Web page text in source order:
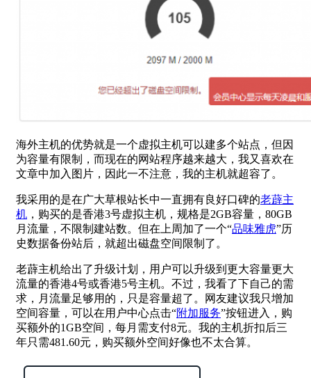
海外主机的优势就是一个虚拟主机可以建多个站点，但因
为容量有限制，而现在的网站程序越来越大，我又喜欢在
文章中加入图片，因此一不注意，我的主机就超容了。
我采用的是在广大草根站长中一直拥有良好口碑的老薜主
机 ，购买的是香港3号虚拟主机，规格是2GB容量，80GB
月流量，不限制建站数。但在上周加了一个“品味雅虎”历
史数据备份站后，就超出磁盘空间限制了。
老薜主机给出了升级计划，用户可以升级到更大容量更大
流量的香港4号或香港5号主机。不过，我看了下自己的需
求，月流量足够用的，只是容量超了。网友建议我只增加
空间容量，可以在用户中心点击“附加服务”按钮进入，购
买额外的1GB空间，每月需支付8元。我的主机折扣后三
年只需481.60元，购买额外空间好像也不太合算。